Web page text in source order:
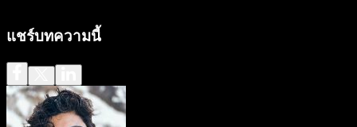
แชร์บทความนี้